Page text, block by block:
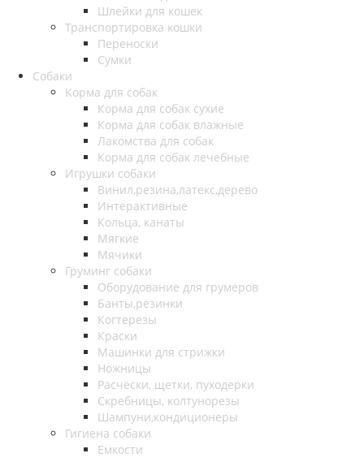
Шлейки для кошек
Транспортировка кошки
Переноски
Сумки
Собаки
Корма для собак
Корма для собак сухие
Корма для собак влажные
Лакомства для собак
Корма для собак лечебные
Игрушки собаки
Винил,резина,латекс,дерево
Интерактивные
Кольца, канаты
Мягкие
Мячики
Груминг собаки
Оборудование для грумеров
Банты,резинки
Когтерезы
Краски
Машинки для стрижки
Ножницы
Расчески, щетки, пуходерки
Скребницы, колтунорезы
Шампуни,кондиционеры
Гигиена собаки
Емкости